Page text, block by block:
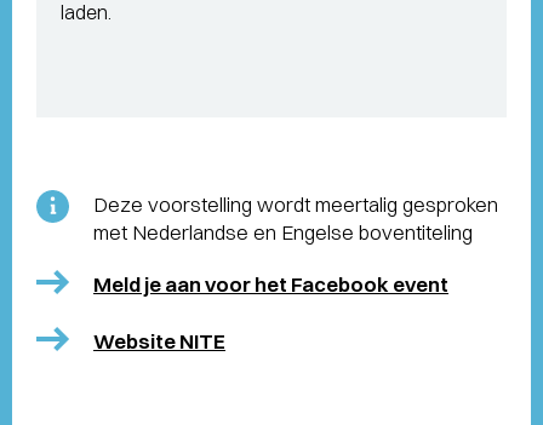
laden.
Deze voorstelling wordt meertalig gesproken
met Nederlandse en Engelse boventiteling
Meld je aan voor het Facebook event
Website NITE